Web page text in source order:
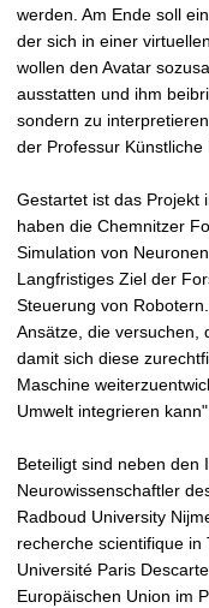
werden. Am Ende soll
der sich in einer
wollen den Avatar
ausstatten und ihm
sondern zu
der Professur Künstliche
Gestartet ist das Projekt
haben die Chemnitzer
Simulation von
Langfristiges Ziel der
Steuerung von
Ansätze, die versuchen,
damit sich diese
Maschine
Umwelt integrieren
Beteiligt sind neben den
Neurowissenschaftler
Radboud University
recherche scientifique in
Université Paris
Europäischen Union im